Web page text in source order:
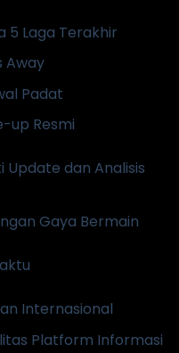
5 Laga Terakhir
Away
Padat
up Resmi
Update dan Analisis
Gaya Bermain
Internasional
Platform Informasi